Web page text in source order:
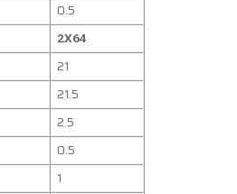
0.5
2X64
21
21.5
2.5
0.5
1